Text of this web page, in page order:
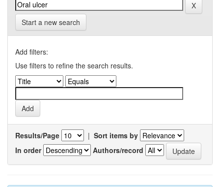
Start a new search
Add filters:
Use filters to refine the search results.
Results/Page | Sort items by
In order
Authors/record